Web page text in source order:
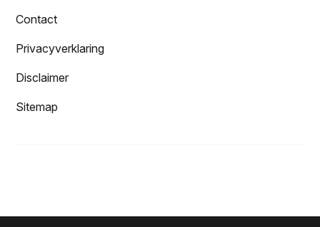
Contact
Privacyverklaring
Disclaimer
Sitemap